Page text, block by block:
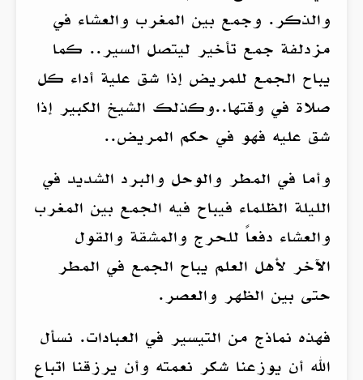
والذكر. وجمع بين المغرب والعشاء في
مزدلفة جمع تأخير ليتصل السير.. كما
يباح الجمع للمريض إذا شق علية أداء كل
صلاة في وقتها..وكذلك الشيخ الكبير إذا
شق عليه فهو في حكم المريض..
وأما في المطر والوحل والبرد الشديد في
الليلة الظلماء فيباح فيه الجمع بين المغرب
والعشاء دفعاً للحرج والمشقة والقول
الآخر لأهل العلم يباح الجمع في المطر
حتى بين الظهر والعصر.
فهذه نماذج من التيسير في العبادات. نسأل
الله أن يوزعنا شكر نعمته وأن يرزقنا اتباع